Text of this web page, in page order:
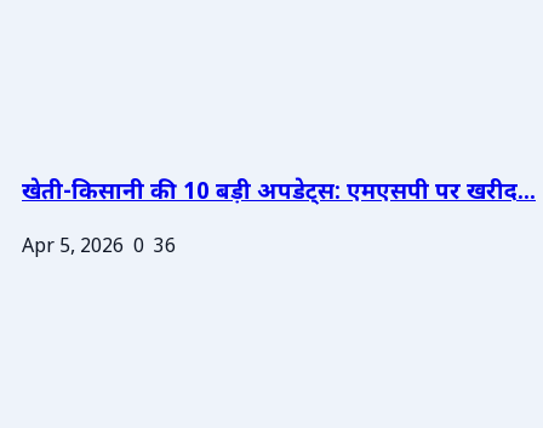
खेती-किसानी की 10 बड़ी अपडेट्स: एमएसपी पर खरीद...
Apr 5, 2026 0 36